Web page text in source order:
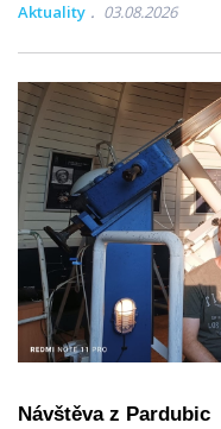
Aktuality 03.08.2026
Návštěva z Pardubic